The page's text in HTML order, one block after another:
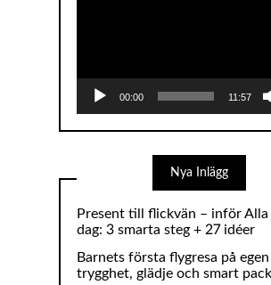
00:00 11:57
Nya Inlägg
Present till flickvän – inför
dag: 3 smarta steg + 27 idéer
Barnets första flygresa på
trygghet, glädje och smart